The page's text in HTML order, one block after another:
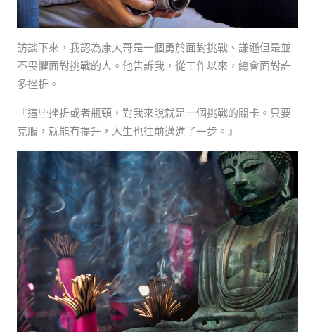
訪談下來，我認為康大哥是一個勇於面對挑戰、謙遜但是並
不畏懼面對挑戰的人。他告訴我，從工作以來，總會面對許
多挫折。
『這些挫折或者瓶頸，對我來說就是一個挑戰的關卡。只要
克服，就能有提升，人生也往前邁進了一步。』